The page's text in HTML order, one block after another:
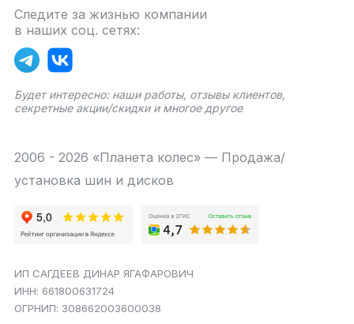
Следите за жизнью компании
в наших соц. сетях:
Будет интересно: наши работы, отзывы клиентов,
секретные акции/скидки и многое другое
2006 - 2026 «Планета колес» — Продажа/
установка шин и дисков
ИП САГДЕЕВ ДИНАР ЯГАФАРОВИЧ
ИНН: 661800631724
ОГРНИП: 308662003600038